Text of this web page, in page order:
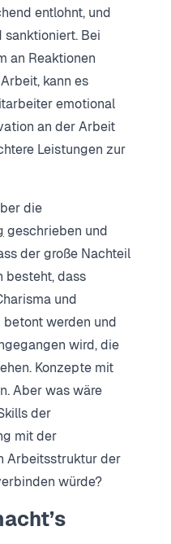
entlohnt, und
Bei
an Reaktionen
kann es
emotional
an der Arbeit
Leistungen zur
die
geschrieben und
der große Nachteil
besteht, dass
und
werden und
wird, die
Konzepte mit
Aber was wäre
der
mit der
Arbeitsstruktur der
würde?